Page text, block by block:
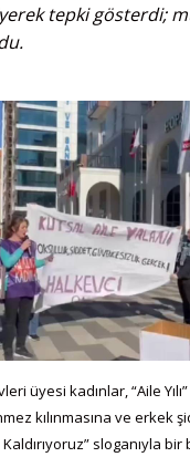
tepki gösterdi;
üyesi kadınlar, “Aile
kılınmasına ve erkek
sloganıyla bir